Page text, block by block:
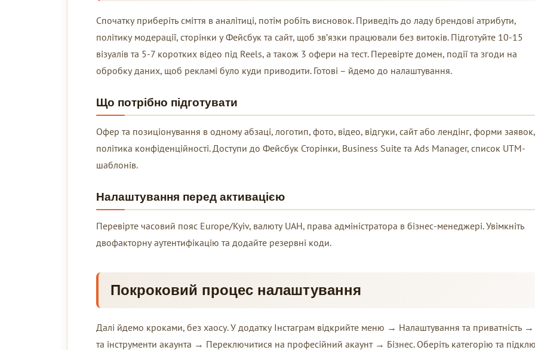
Спочатку приберіть сміття в аналітиці, потім робіть висновок. Приведіть до ладу брендові атрибути,
політику модерації, сторінки у Фейсбук та сайт, щоб зв’язки працювали без витоків. Підготуйте 10-15
візуалів та 5-7 коротких відео під Reels, а також 3 офери на тест. Перевірте домен, події та згоди на
обробку даних, щоб рекламі було куди приводити. Готові – йдемо до налаштування.
Що потрібно підготувати
Офер та позиціонування в одному абзаці, логотип, фото, відео, відгуки, сайт або лендінг, форми заявок,
політика конфіденційності. Доступи до Фейсбук Сторінки, Business Suite та Ads Manager, список UTM-
шаблонів.
Налаштування перед активацією
Перевірте часовий пояс Europe/Kyiv, валюту UAH, права адміністратора в бізнес-менеджері. Увімкніть
двофакторну аутентифікацію та додайте резервні коди.
Покроковий процес налаштування
Далі йдемо кроками, без хаосу. У додатку Інстаграм відкрийте меню → Налаштування та приватність
та інструменти акаунта → Переключитися на професійний акаунт → Бізнес. Оберіть категорію та